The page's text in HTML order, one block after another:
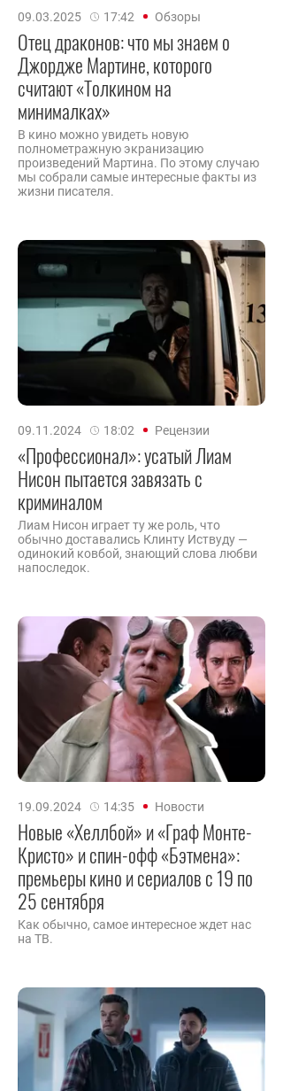
09.03.2025 17:42 Обзоры
Отец драконов: что мы знаем о
Джордже Мартине, которого
считают «Толкином на
минималках»
В кино можно увидеть новую
полнометражную экранизацию
произведений Мартина. По этому случаю
мы собрали самые интересные факты из
жизни писателя.
09.11.2024 18:02 Рецензии
«Профессионал»: усатый Лиам
Нисон пытается завязать с
криминалом
Лиам Нисон играет ту же роль, что
обычно доставались Клинту Иствуду —
одинокий ковбой, знающий слова любви
напоследок.
19.09.2024 14:35 Новости
Новые «Хеллбой» и «Граф Монте-
Кристо» и спин-офф «Бэтмена»:
премьеры кино и сериалов с 19 по
25 сентября
Как обычно, самое интересное ждет нас
на ТВ.